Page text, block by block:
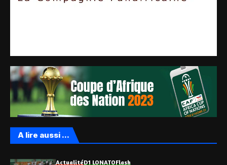
A lire aussi ...
ActualitéD1 LONATOFlash